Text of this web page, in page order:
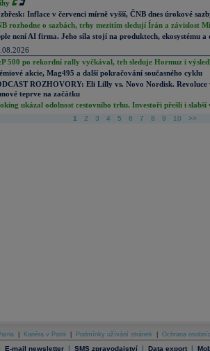
Inflace v červenci mírně vyšší, ČNB dnes úrokové
rozhodne o sazbách, trhy mezitím sledují Írán a závislost
není AI firma. Jeho síla stojí na produktech, ekosystému a
500 po rekordní rally vyčkával, trh sleduje Hormuz i
akcie, Mag495 a další pokračování současného cyklu
ROZHOVORY: Eli Lilly vs. Novo Nordisk. Revoluce
teprve na začátku
ukázal odolnost cestovního trhu. Investoři přešli i slabší
1 2 3 4 5 6 7 8 9 10 >>
Kariéra v Patrii Podmínky užívání stránek Ochrana
E-mail newsletter | SMS zpravodajství | Data export |